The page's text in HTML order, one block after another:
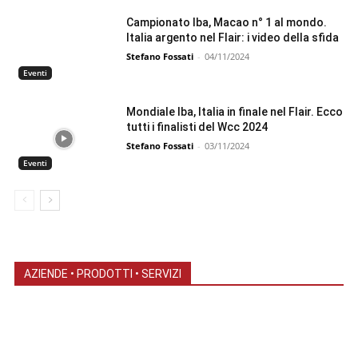
Eventi
Campionato Iba, Macao n° 1 al mondo.
Italia argento nel Flair: i video della sfida
Stefano Fossati - 04/11/2024
Eventi
Mondiale Iba, Italia in finale nel Flair. Ecco
tutti i finalisti del Wcc 2024
Stefano Fossati - 03/11/2024
AZIENDE • PRODOTTI • SERVIZI